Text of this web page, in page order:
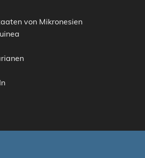
von Mikronesien